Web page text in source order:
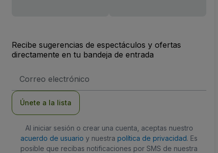
Recibe sugerencias de espectáculos y ofertas
directamente en tu bandeja de entrada
de
Únete a la lista
Al iniciar sesión o crear una cuenta, aceptas nuestro
acuerdo de usuario y nuestra política de privacidad. Es
posible que recibas notificaciones por SMS de nuestra